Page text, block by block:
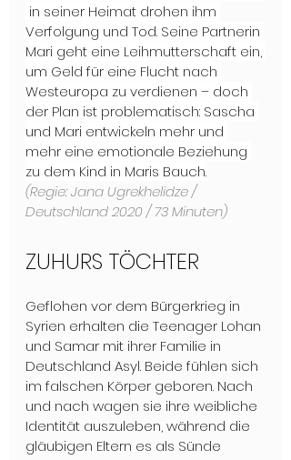
in seiner Heimat drohen ihm
Verfolgung und Tod. Seine Partnerin
Mari geht eine Leihmutterschaft ein,
um Geld für eine Flucht nach
Westeuropa zu verdienen – doch
der Plan ist problematisch: Sascha
und Mari entwickeln mehr und
mehr eine emotionale Beziehung
zu dem Kind in Maris Bauch.
(Regie: Jana Ugrekhelidze /
Deutschland 2020 / 73 Minuten)
ZUHURS TÖCHTER
Geflohen vor dem Bürgerkrieg in
Syrien erhalten die Teenager Lohan
und Samar mit ihrer Familie in
Deutschland Asyl. Beide fühlen sich
im falschen Körper geboren. Nach
und nach wagen sie ihre weibliche
Identität auszuleben, während die
gläubigen Eltern es als Sünde